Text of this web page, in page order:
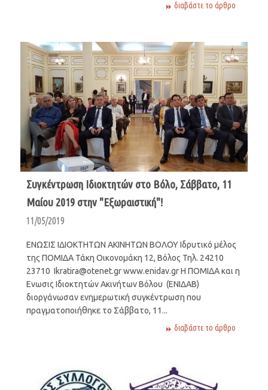
διαβάστε το άρθρο
Συγκέντρωση Ιδιοκτητών στο Βόλο, Σάββατο, 11
Μαίου 2019 στην "Εξωραιστική"!
11/05/2019
EΝΩΣΙΣ ΙΔΙΟΚΤΗΤΩΝ ΑΚΙΝΗΤΩΝ ΒΟΛΟΥ Ιδρυτικό μέλος
της ΠΟΜΙΔΑ Τάκη Οικονομάκη 12, Βόλος Τηλ. 24210
23710 Ikratira@otenet.gr www.enidav.gr Η ΠΟΜΙΔΑ και η
Ενωσις Ιδιοκτητών Ακινήτων Βόλου (ΕΝΙΔΑΒ)
διοργάνωσαν ενημερωτική συγκέντρωση που
πραγματοποιήθηκε το Σάββατο, 11...
διαβάστε το άρθρο